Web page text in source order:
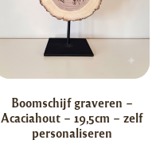
Boomschijf graveren –
Acaciahout – 19,5cm – zelf
personaliseren